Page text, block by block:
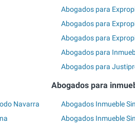
Abogados para
Abogados para
Abogados para
Abogados para
Abogados para
Abogados para
Navarra
Abogados Inmueble
Abogados Inmueble